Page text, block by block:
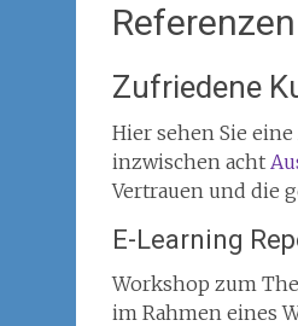
Referenzen
Zufriedene
Hier sehen Sie
inzwischen acht
Vertrauen und die
E-Learning
Workshop zum
im Rahmen eines